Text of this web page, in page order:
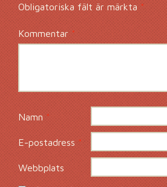
Obligatoriska fält är märkta*
Kommentar*
Namn*
E-postadress*
Webbplats